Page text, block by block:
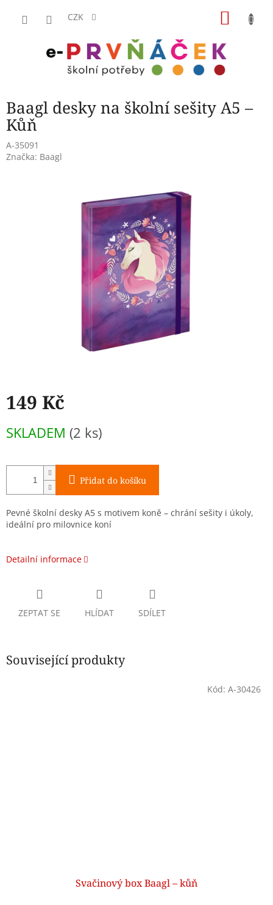
CZK
Baagl desky na školní sešity A5 –
Kůň
A-35091
Značka: Baagl
149 Kč
cena:
SKLADEM (2 ks)
Přidat do košíku
Pevné školní desky A5 s motivem koně – chrání sešity i úkoly,
ideální pro milovnice koní
Detailní informace
ZEPTAT SE HLÍDAT SDÍLET
Související produkty
Svačinový box Baagl – kůň
Kód: A-30426